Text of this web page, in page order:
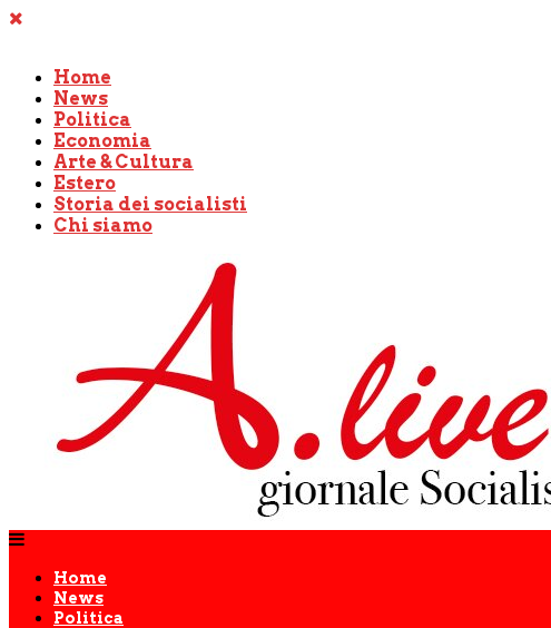
Home
News
Politica
Economia
Arte & Cultura
Estero
Storia dei socialisti
Chi siamo
Home
News
Politica